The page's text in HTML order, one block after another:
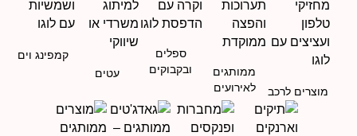
מוצרים לרכב
ממותגים
לאירועים
ספלים
ובקבוקים
עטים
קמפינג וים